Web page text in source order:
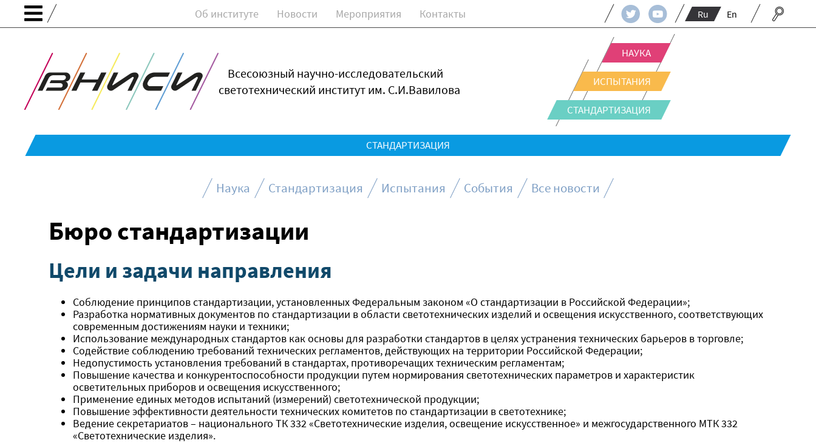
Об институте Новости Мероприятия Контакты Ru En
Всесоюзный научно-исследовательский
светотехнический институт им. С.И.Вавилова
НАУКА
ИСПЫТАНИЯ
СТАНДАРТИЗАЦИЯ
СТАНДАРТИЗАЦИЯ
Наука Стандартизация Испытания События Все новости
Бюро стандартизации
Цели и задачи направления
Соблюдение принципов стандартизации, установленных Федеральным законом «О стандартизации в Российской Федерации»;
Разработка нормативных документов по стандартизации в области светотехнических изделий и освещения искусственного, соответствующих
современным достижениям науки и техники;
Использование международных стандартов как основы для разработки стандартов в целях устранения технических барьеров в торговле;
Содействие соблюдению требований технических регламентов, действующих на территории Российской Федерации;
Недопустимость установления требований в стандартах, противоречащих техническим регламентам;
Повышение качества и конкурентоспособности продукции путем нормирования светотехнических параметров и характеристик
осветительных приборов и освещения искусственного;
Применение единых методов испытаний (измерений) светотехнической продукции;
Повышение эффективности деятельности технических комитетов по стандартизации в светотехнике;
Ведение секретариатов – национального ТК 332 «Светотехнические изделия, освещение искусственное» и межгосударственного МТК 332
«Светотехнические изделия».